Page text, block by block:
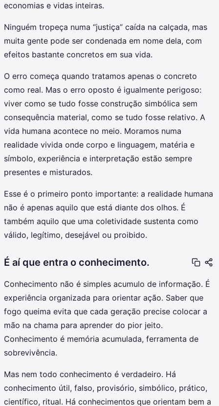
economias e vidas inteiras.
Ninguém tropeça numa “justiça” caída na calçada, mas
muita gente pode ser condenada em nome dela, com
efeitos bastante concretos em sua vida.
O erro começa quando tratamos apenas o concreto
como real. Mas o erro oposto é igualmente perigoso:
viver como se tudo fosse construção simbólica sem
consequência material, como se tudo fosse relativo. A
vida humana acontece no meio. Moramos numa
realidade vivida onde corpo e linguagem, matéria e
símbolo, experiência e interpretação estão sempre
presentes e misturados.
Esse é o primeiro ponto importante: a realidade humana
não é apenas aquilo que está diante dos olhos. É
também aquilo que uma coletividade sustenta como
válido, legítimo, desejável ou proibido.
É aí que entra o conhecimento.
Conhecimento não é simples acumulo de informação. É
experiência organizada para orientar ação. Saber que
fogo queima evita que cada geração precise colocar a
mão na chama para aprender do pior jeito.
Conhecimento é memória acumulada, ferramenta de
sobrevivência.
Mas nem todo conhecimento é verdadeiro. Há
conhecimento útil, falso, provisório, simbólico, prático,
científico, ritual. Há conhecimentos que orientam bem a